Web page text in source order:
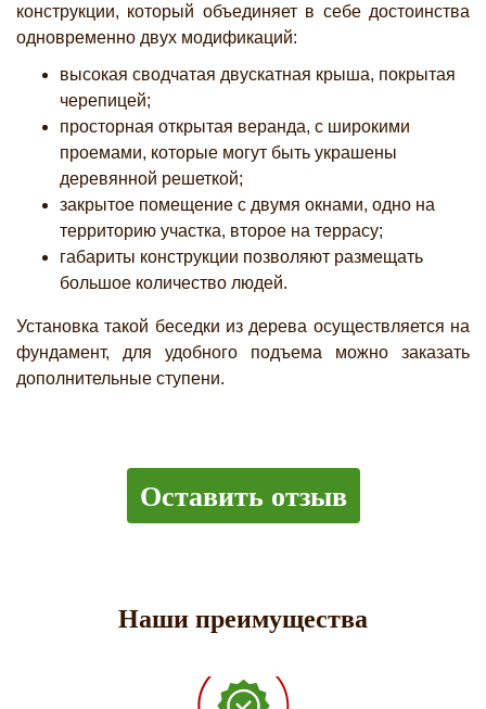
конструкции, который объединяет в себе достоинства
одновременно двух модификаций:
высокая сводчатая двускатная крыша, покрытая
черепицей;
просторная открытая веранда, с широкими
проемами, которые могут быть украшены
деревянной решеткой;
закрытое помещение с двумя окнами, одно на
территорию участка, второе на террасу;
габариты конструкции позволяют размещать
большое количество людей.
Установка такой беседки из дерева осуществляется на
фундамент, для удобного подъема можно заказать
дополнительные ступени.
Оставить отзыв
Наши преимущества